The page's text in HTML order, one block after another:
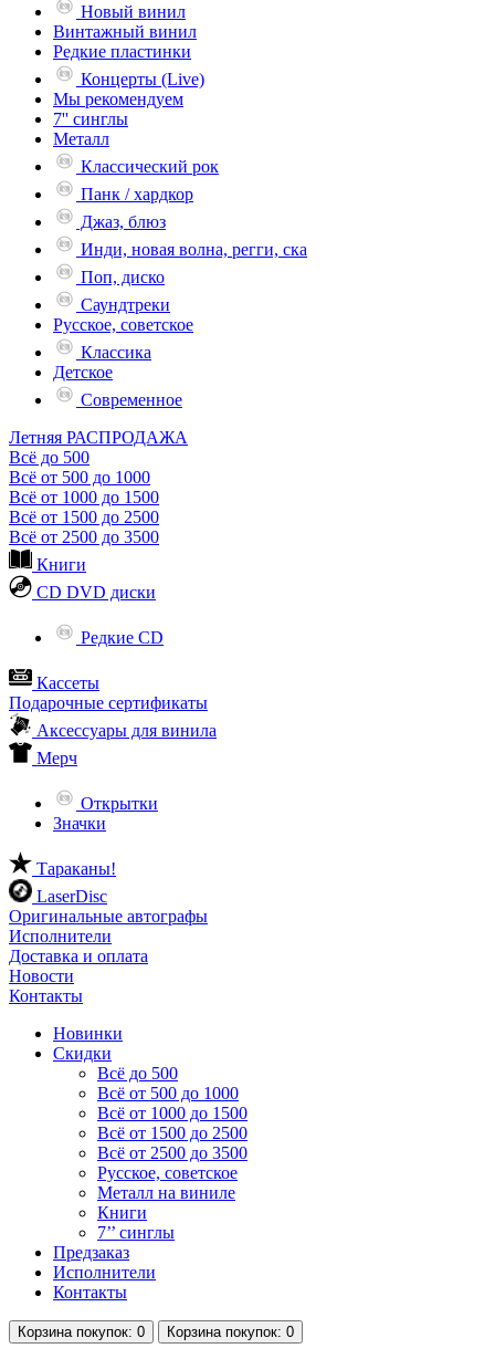
Новый винил
Винтажный винил
Редкие пластинки
Концерты (Live)
Мы рекомендуем
7'' синглы
Металл
Классический рок
Панк / хардкор
Джаз, блюз
Инди, новая волна, регги, ска
Поп, диско
Саундтреки
Русское, советское
Классика
Детское
Современное
Летняя РАСПРОДАЖА
Всё до 500
Всё от 500 до 1000
Всё от 1000 до 1500
Всё от 1500 до 2500
Всё от 2500 до 3500
Книги
CD DVD диски
Редкие CD
Кассеты
Подарочные сертификаты
Аксессуары для винила
Мерч
Открытки
Значки
Тараканы!
LaserDisc
Оригинальные автографы
Исполнители
Доставка и оплата
Новости
Контакты
Новинки
Скидки
Всё до 500
Всё от 500 до 1000
Всё от 1000 до 1500
Всё от 1500 до 2500
Всё от 2500 до 3500
Русское, советское
Металл на виниле
Книги
7’’ синглы
Предзаказ
Исполнители
Контакты
Корзина покупок: 0 Корзина покупок: 0